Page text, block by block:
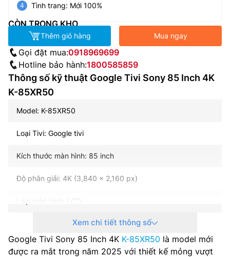
Tình trang: Mới 100%
CÒN TRONG KHO
Thêm giỏ hàng Mua ngay
Gọi đặt mua:0918969699
Hotline bảo hành:1800585859
Thông số kỹ thuật Google Tivi Sony 85 Inch 4K
K-85XR50
Model: K-85XR50
Loại Tivi: Google tivi
Kích thước màn hình: 85 inch
Độ phân giải: 4K (3,840 x 2,160 px)
Loại màn hình: LCD
Loại đèn nền: Mini LED
Tần số quét: 120Hz
Xem chi tiết thông số
Google Tivi Sony 85 Inch 4K K-85XR50 là model mới
được ra mắt trong năm 2025 với thiết kế mỏng vượt